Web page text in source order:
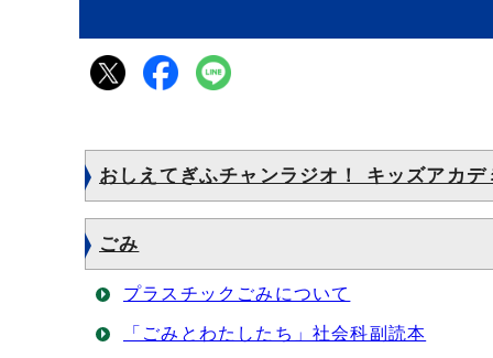
おしえてぎふチャンラジオ！ キッズアカデ
ごみ
プラスチックごみについて
「ごみとわたしたち」社会科副読本